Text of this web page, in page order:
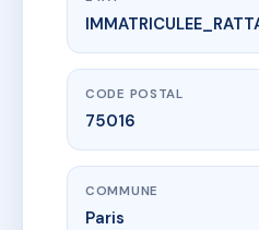
www.vme.plus/
SDC 49 CHARDON
49 r chardon-lagache
CODE POSTAL
75016
COMMUNE
Paris